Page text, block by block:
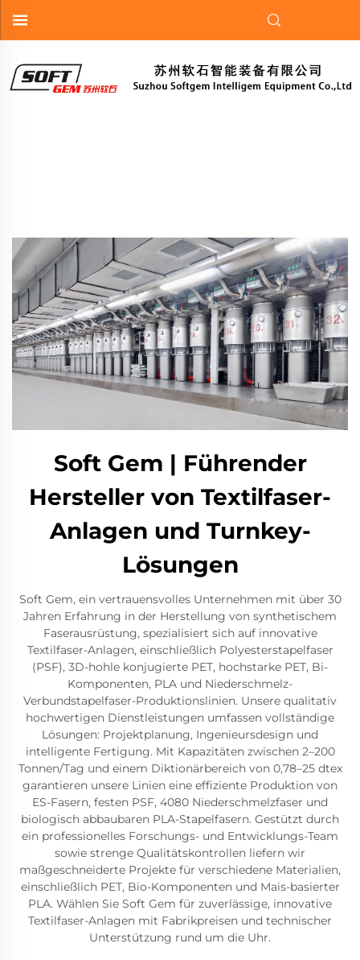
Soft Gem | Führender
Hersteller von Textilfaser-
Anlagen und Turnkey-
Lösungen
Soft Gem, ein vertrauensvolles Unternehmen mit über 30
Jahren Erfahrung in der Herstellung von synthetischem
Faserausrüstung, spezialisiert sich auf innovative
Textilfaser-Anlagen, einschließlich Polyesterstapelfaser
(PSF), 3D-hohle konjugierte PET, hochstarke PET, Bi-
Komponenten, PLA und Niederschmelz-
Verbundstapelfaser-Produktionslinien. Unsere qualitativ
hochwertigen Dienstleistungen umfassen vollständige
Lösungen: Projektplanung, Ingenieursdesign und
intelligente Fertigung. Mit Kapazitäten zwischen 2–200
Tonnen/Tag und einem Diktionärbereich von 0,78–25 dtex
garantieren unsere Linien eine effiziente Produktion von
ES-Fasern, festen PSF, 4080 Niederschmelzfaser und
biologisch abbaubaren PLA-Stapelfasern. Gestützt durch
ein professionelles Forschungs- und Entwicklungs-Team
sowie strenge Qualitätskontrollen liefern wir
maßgeschneiderte Projekte für verschiedene Materialien,
einschließlich PET, Bio-Komponenten und Mais-basierter
PLA. Wählen Sie Soft Gem für zuverlässige, innovative
Textilfaser-Anlagen mit Fabrikpreisen und technischer
Unterstützung rund um die Uhr.